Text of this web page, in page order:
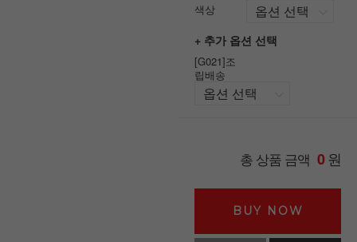
색상
+ 추가 옵션 선택
[G021]조
립배송
총 상품 금액 0원
BUY NOW